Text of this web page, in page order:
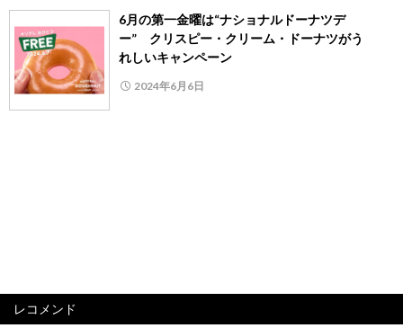
6月の第一金曜は“ナショナルドーナツデ
ー” クリスピー・クリーム・ドーナツがう
れしいキャンペーン
2024年6月6日
レコメンド